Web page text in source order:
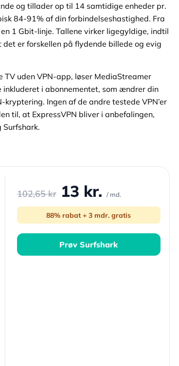
og tillader op til 14 samtidige enheder pr.
84-91% af din forbindelseshastighed. Fra
1 Gbit-linje. Tallene virker ligegyldige, indtil
er forskellen på flydende billede og evig
uden VPN-app, løser MediaStreamer
i abonnementet, som ændrer din
Ingen af de andre testede VPN’er
til, at ExpressVPN bliver i anbefalingen,
Surfshark.
102,65 kr13 kr. / md.
88% rabat + 3 mdr. gratis
Prøv Surfshark